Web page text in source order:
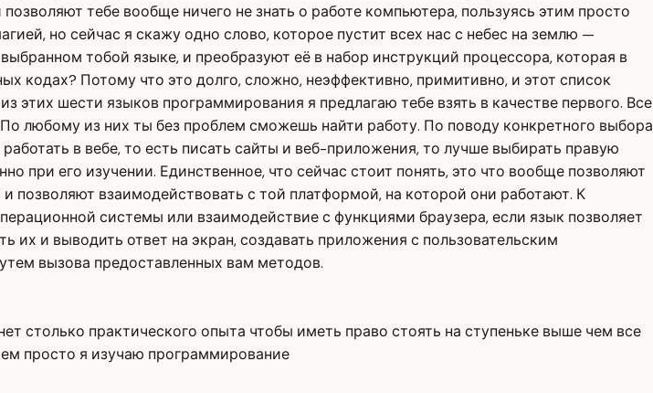
тебе вообще ничего не знать о работе компьютера, пользуясь этим просто
но сейчас я скажу одно слово, которое пустит всех нас с небес на землю —
тобой языке, и преобразуют её в набор инструкций процессора, которая в
Потому что это долго, сложно, неэффективно, примитивно, и этот список
шести языков программирования я предлагаю тебе взять в качестве первого. Все
из них ты без проблем сможешь найти работу. По поводу конкретного выбора
в вебе, то есть писать сайты и веб-приложения, то лучше выбирать правую
при его изучении. Единственное, что сейчас стоит понять, это что вообще позволяют
взаимодействовать с той платформой, на которой они работают. К
системы или взаимодействие с функциями браузера, если язык позволяет
их и выводить ответ на экран, создавать приложения с пользовательским
вызова предоставленных вам методов.
столько практического опыта чтобы иметь право стоять на ступеньке выше чем все
просто я изучаю программирование